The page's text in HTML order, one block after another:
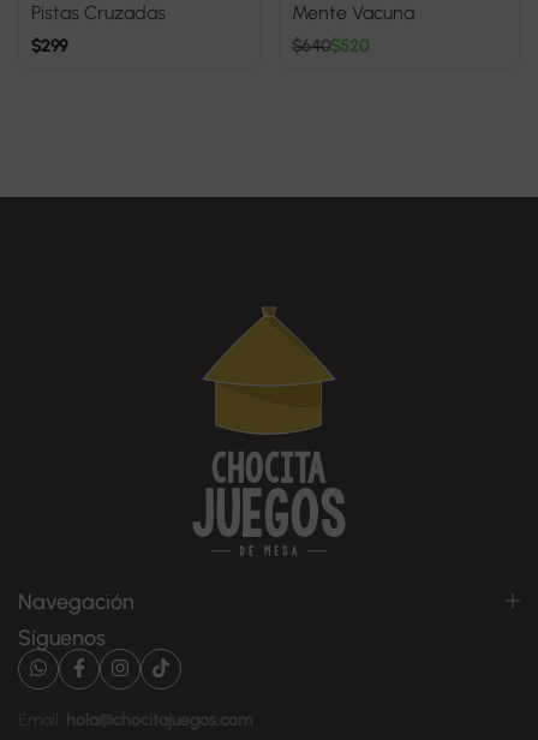
Pistas Cruzadas
$299
Mente Vacuna
$640$520
Navegación
Síguenos
Email: hola@chocitajuegos.com